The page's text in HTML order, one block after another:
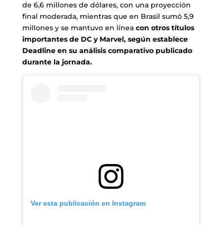
de 6,6 millones de dólares, con una proyección
final moderada, mientras que en Brasil sumó 5,9
millones y se mantuvo en línea con otros títulos
importantes de DC y Marvel, según establece
Deadline en su análisis comparativo publicado
durante la jornada.
Ver esta publicación en Instagram